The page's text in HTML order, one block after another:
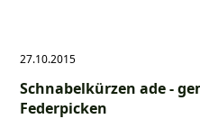
27.10.2015
Schnabelkürzen ade -
Federpicken